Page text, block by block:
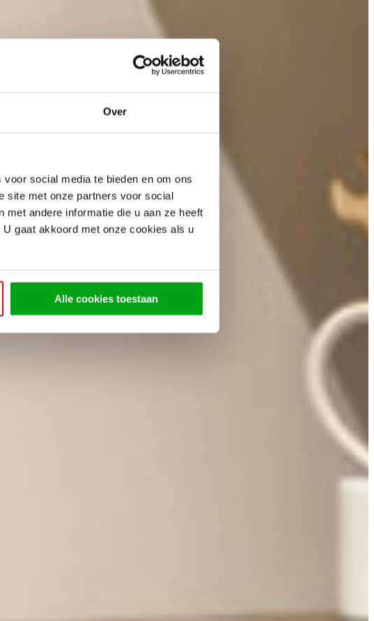
Over
social media te bieden en om ons
site met onze partners voor social
met andere informatie die u aan ze heeft
gaat akkoord met onze cookies als u
Alle cookies toestaan